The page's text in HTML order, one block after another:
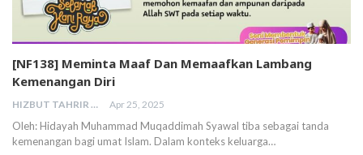
[NF138] Meminta Maaf Dan Memaafkan Lambang
Kemenangan Diri
HIZBUT TAHRIR MALAYSIA Apr 25, 2025
Oleh: Hidayah Muhammad Muqaddimah Syawal tiba sebagai tanda
kemenangan bagi umat Islam. Dalam konteks keluarga…